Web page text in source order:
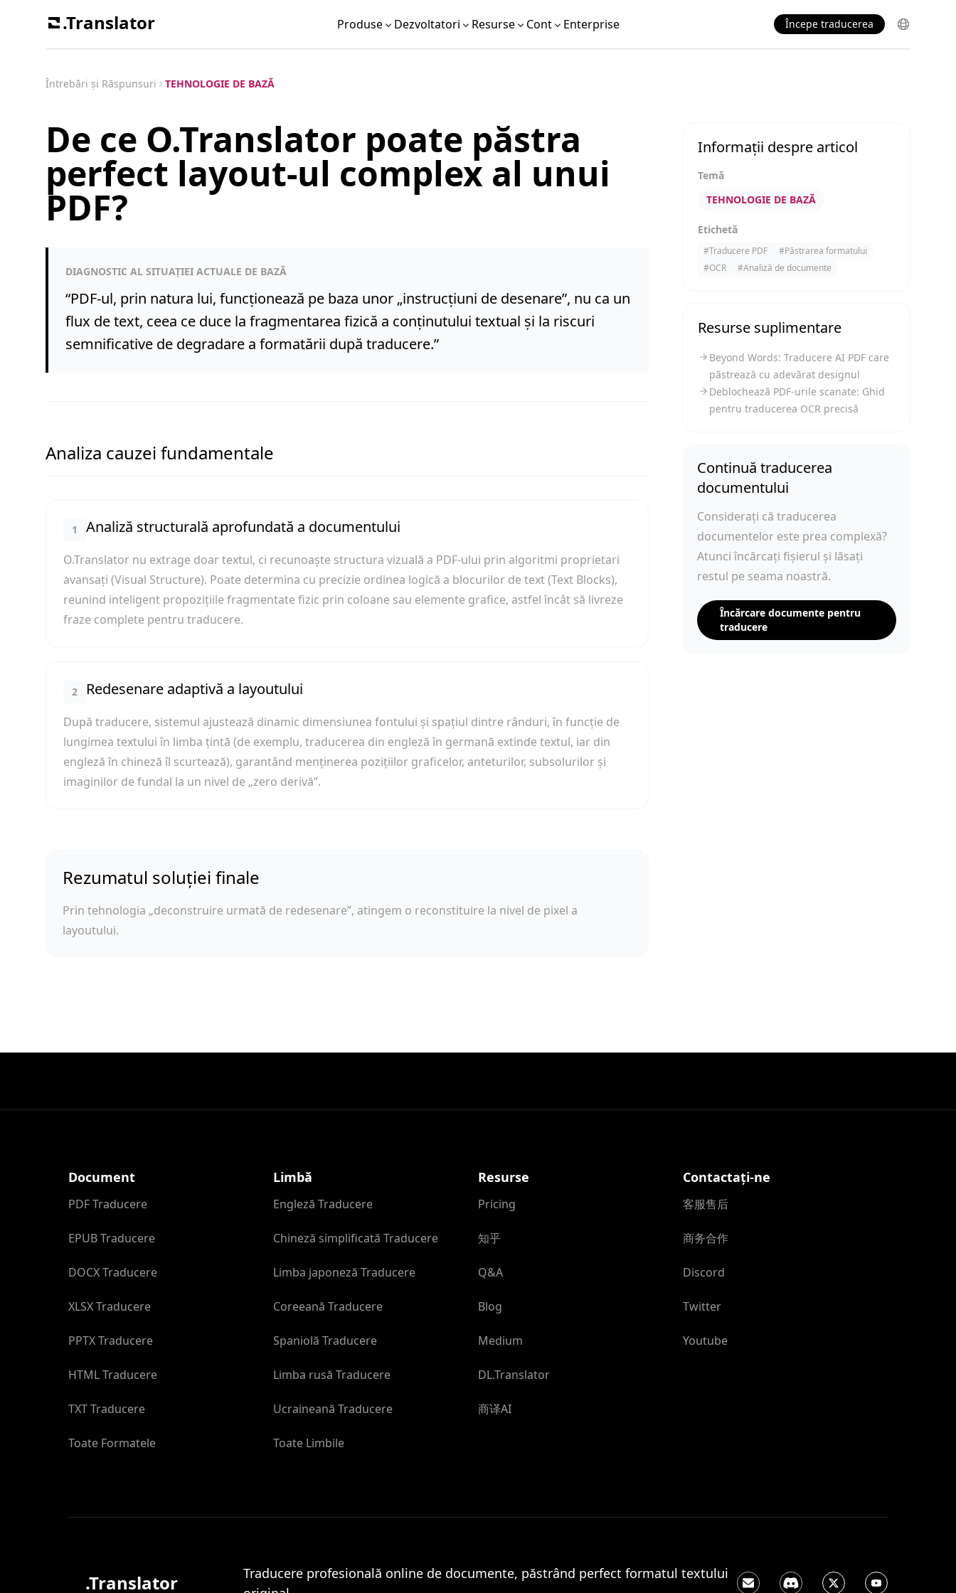
.Translator Produse Dezvoltatori Resurse Cont Enterprise Începe traducerea
Întrebări și Răspunsuri TEHNOLOGIE DE BAZĂ
De ce O.Translator poate păstra
perfect layout-ul complex al unui
PDF?
DIAGNOSTIC AL SITUAȚIEI ACTUALE DE BAZĂ
“PDF-ul, prin natura lui, funcționează pe baza unor „instrucțiuni de desenare”, nu ca un
flux de text, ceea ce duce la fragmentarea fizică a conținutului textual și la riscuri
semnificative de degradare a formatării după traducere.”
Analiza cauzei fundamentale
1 Analiză structurală aprofundată a documentului
O.Translator nu extrage doar textul, ci recunoaște structura vizuală a PDF-ului prin algoritmi proprietari
avansați (Visual Structure). Poate determina cu precizie ordinea logică a blocurilor de text (Text Blocks),
reunind inteligent propozițiile fragmentate fizic prin coloane sau elemente grafice, astfel încât să livreze
fraze complete pentru traducere.
2 Redesenare adaptivă a layoutului
După traducere, sistemul ajustează dinamic dimensiunea fontului și spațiul dintre rânduri, în funcție de
lungimea textului în limba țintă (de exemplu, traducerea din engleză în germană extinde textul, iar din
engleză în chineză îl scurtează), garantând menținerea pozițiilor graficelor, anteturilor, subsolurilor și
imaginilor de fundal la un nivel de „zero derivă”.
Rezumatul soluției finale
Prin tehnologia „deconstruire urmată de redesenare”, atingem o reconstituire la nivel de pixel a
layoutului.
Informații despre articol
Temă
TEHNOLOGIE DE BAZĂ
Etichetă
#Traducere PDF #Păstrarea formatului
#OCR #Analiză de documente
Resurse suplimentare
Beyond Words: Traducere AI PDF care
păstrează cu adevărat designul
Deblochează PDF-urile scanate: Ghid
pentru traducerea OCR precisă
Continuă traducerea
documentului
Considerați că traducerea
documentelor este prea complexă?
Atunci încărcați fișierul și lăsați
restul pe seama noastră.
Încărcare documente pentru
traducere
Document
PDF Traducere
EPUB Traducere
DOCX Traducere
XLSX Traducere
PPTX Traducere
HTML Traducere
TXT Traducere
Toate Formatele
Limbă
Engleză Traducere
Chineză simplificată Traducere
Limba japoneză Traducere
Coreeană Traducere
Spaniolă Traducere
Limba rusă Traducere
Ucraineană Traducere
Toate Limbile
Resurse
Pricing
知乎
Q&A
Blog
Medium
DL.Translator
商译AI
Contactați-ne
客服售后
商务合作
Discord
Twitter
Youtube
.Translator
Traducere profesională online de documente, păstrând perfect formatul textului